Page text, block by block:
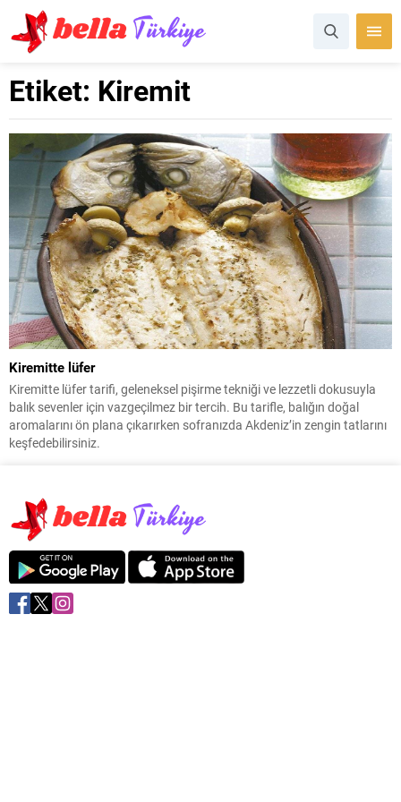
Etiket: Kiremit
Kiremitte lüfer
Kiremitte lüfer tarifi, geleneksel pişirme tekniği ve lezzetli dokusuyla
balık sevenler için vazgeçilmez bir tercih. Bu tarifle, balığın doğal
aromalarını ön plana çıkarırken sofranızda Akdeniz’in zengin tatlarını
keşfedebilirsiniz.